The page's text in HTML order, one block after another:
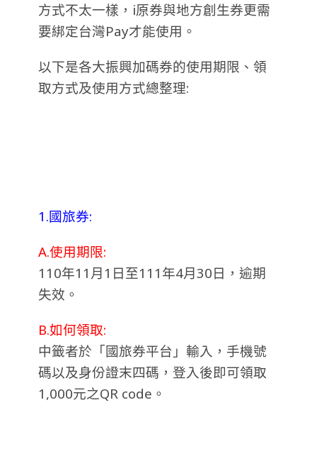
方式不太一樣，i原券與地方創生券更需
要綁定台灣Pay才能使用。
以下是各大振興加碼券的使用期限、領
取方式及使用方式總整理:
1.國旅券:
A.使用期限:
110年11月1日至111年4月30日，逾期
失效。
B.如何領取:
中籤者於「國旅券平台」輸入，手機號
碼以及身份證末四碼，登入後即可領取
1,000元之QR code。